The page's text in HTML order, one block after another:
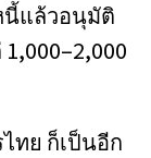
นี้แล้วอนุมัติ
ทย ก็เป็นอีก